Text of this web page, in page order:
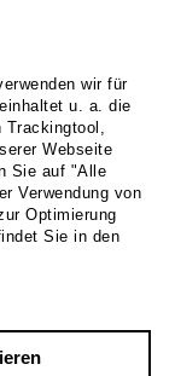
wir für
u. a. die
Trackingtool,
Webseite
Sie auf "Alle
Verwendung von
Optimierung
Sie in den